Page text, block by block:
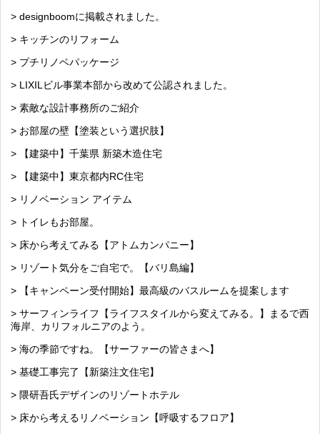
> designboomに掲載されました。
> キッチンのリフォーム
> プチリノベパッケージ
> LIXILビル事業本部から改めて公認されました。
> 素敵な設計事務所のご紹介
> お部屋の壁【塗装という選択肢】
> 【建築中】千葉県 新築木造住宅
> 【建築中】東京都内RC住宅
> リノベーション アイテム
> トイレもお部屋。
> 床から考えてみる【アトムカンパニー】
> リゾート気分をご自宅で。【バリ島編】
> 【キャンペーン受付開始】最高級のバスルームを提案します
> サーフィンライフ【ライフスタイルから変えてみる。】まるで西
海岸、カリフォルニアのよう。
> 海の季節ですね。【サーファーの皆さまへ】
> 基礎工事完了【新築注文住宅】
> 隈研吾氏デザインのリゾートホテル
> 床から考えるリノベーション【呼吸するフロア】